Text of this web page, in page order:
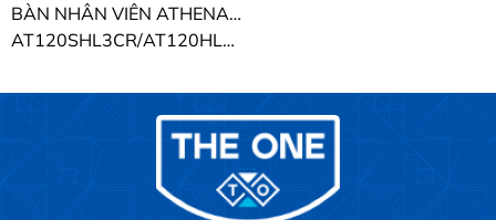
BÀN NHÂN VIÊN ATHENA-R THE ONE
AT120SHL3CR/AT120HL3CR/AT140HL3CR